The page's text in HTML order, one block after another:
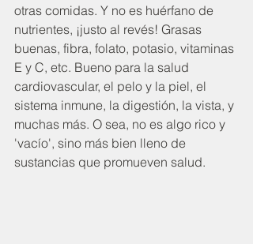
otras comidas. Y no es huérfano de
nutrientes, ¡justo al revés! Grasas
buenas, fibra, folato, potasio, vitaminas
E y C, etc. Bueno para la salud
cardiovascular, el pelo y la piel, el
sistema inmune, la digestión, la vista, y
muchas más. O sea, no es algo rico y
'vacío', sino más bien lleno de
sustancias que promueven salud.